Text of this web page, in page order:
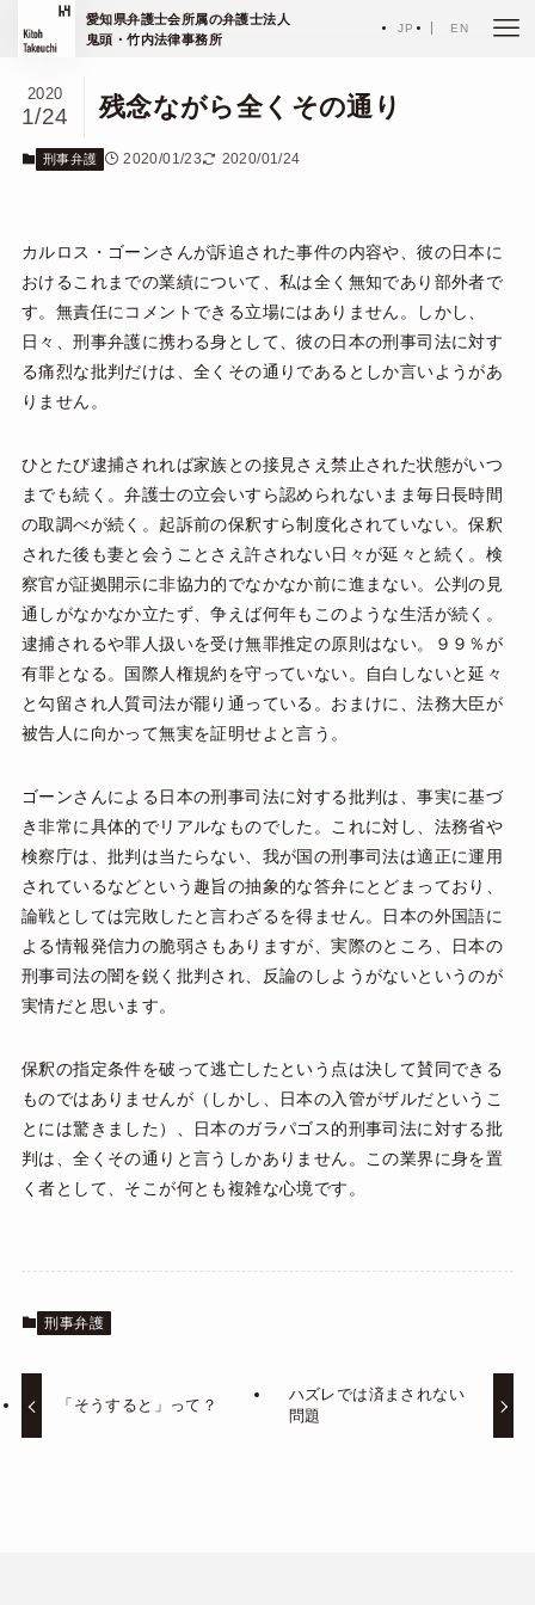
愛知県弁護士会所属の弁護士法人
鬼頭・竹内法律事務所
JP EN
ホーム エッセイ 刑事弁護
残念ながら全くその通り
2020
1/24
刑事弁護 2020/01/23 2020/01/24
カルロス・ゴーンさんが訴追された事件の内容や、彼の日本に
おけるこれまでの業績について、私は全く無知であり部外者で
す。無責任にコメントできる立場にはありません。しかし、
日々、刑事弁護に携わる身として、彼の日本の刑事司法に対す
る痛烈な批判だけは、全くその通りであるとしか言いようがあ
りません。
ひとたび逮捕されれば家族との接見さえ禁止された状態がいつ
までも続く。弁護士の立会いすら認められないまま毎日長時間
の取調べが続く。起訴前の保釈すら制度化されていない。保釈
された後も妻と会うことさえ許されない日々が延々と続く。検
察官が証拠開示に非協力的でなかなか前に進まない。公判の見
通しがなかなか立たず、争えば何年もこのような生活が続く。
逮捕されるや罪人扱いを受け無罪推定の原則はない。９９％が
有罪となる。国際人権規約を守っていない。自白しないと延々
と勾留され人質司法が罷り通っている。おまけに、法務大臣が
被告人に向かって無実を証明せよと言う。
ゴーンさんによる日本の刑事司法に対する批判は、事実に基づ
き非常に具体的でリアルなものでした。これに対し、法務省や
検察庁は、批判は当たらない、我が国の刑事司法は適正に運用
されているなどという趣旨の抽象的な答弁にとどまっており、
論戦としては完敗したと言わざるを得ません。日本の外国語に
よる情報発信力の脆弱さもありますが、実際のところ、日本の
刑事司法の闇を鋭く批判され、反論のしようがないというのが
実情だと思います。
保釈の指定条件を破って逃亡したという点は決して賛同できる
ものではありませんが（しかし、日本の入管がザルだというこ
とには驚きました）、日本のガラパゴス的刑事司法に対する批
判は、全くその通りと言うしかありません。この業界に身を置
く者として、そこが何とも複雑な心境です。
刑事弁護
「そうすると」って？
ハズレでは済まされない
問題